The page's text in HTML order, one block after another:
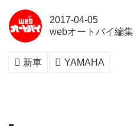
2017-04-05
webオートバイ編
新車 YAMAHA